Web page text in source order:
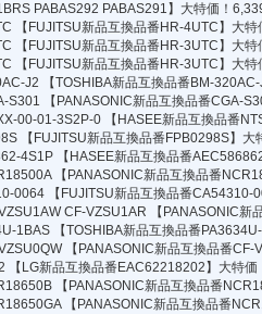
PABAS292 PABAS291】大特価！
【FUJITSU新品互換品番HR-4UTC】大
【FUJITSU新品互換品番HR-3UTC】大
【FUJITSU新品互換品番HR-3UTC】大
J2
【TOSHIBA新品互換品番BM-
S301
【PANASONIC新品互換品番CGA-
00-01-3S2P-0
【HASEE新品互換品番
【FUJITSU新品互換品番FPB0298S】大
4S1P
【HASEE新品互換品番
【PANASONIC新品互換品番
0064
【FUJITSU新品互換品番
CF-VZSU1AR
【PANASONIC
1BAS
【TOSHIBA新品互換品番
【PANASONIC新品互換品番
【LG新品互換品番EAC62218202】大特
【PANASONIC新品互換品番
【PANASONIC新品互換品番